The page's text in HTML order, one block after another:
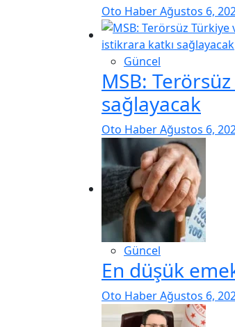
Oto HaberAğustos 6,
Güncel
MSB:
sağlayacak
Oto HaberAğustos 6,
Güncel
En düşük
Oto HaberAğustos 6,